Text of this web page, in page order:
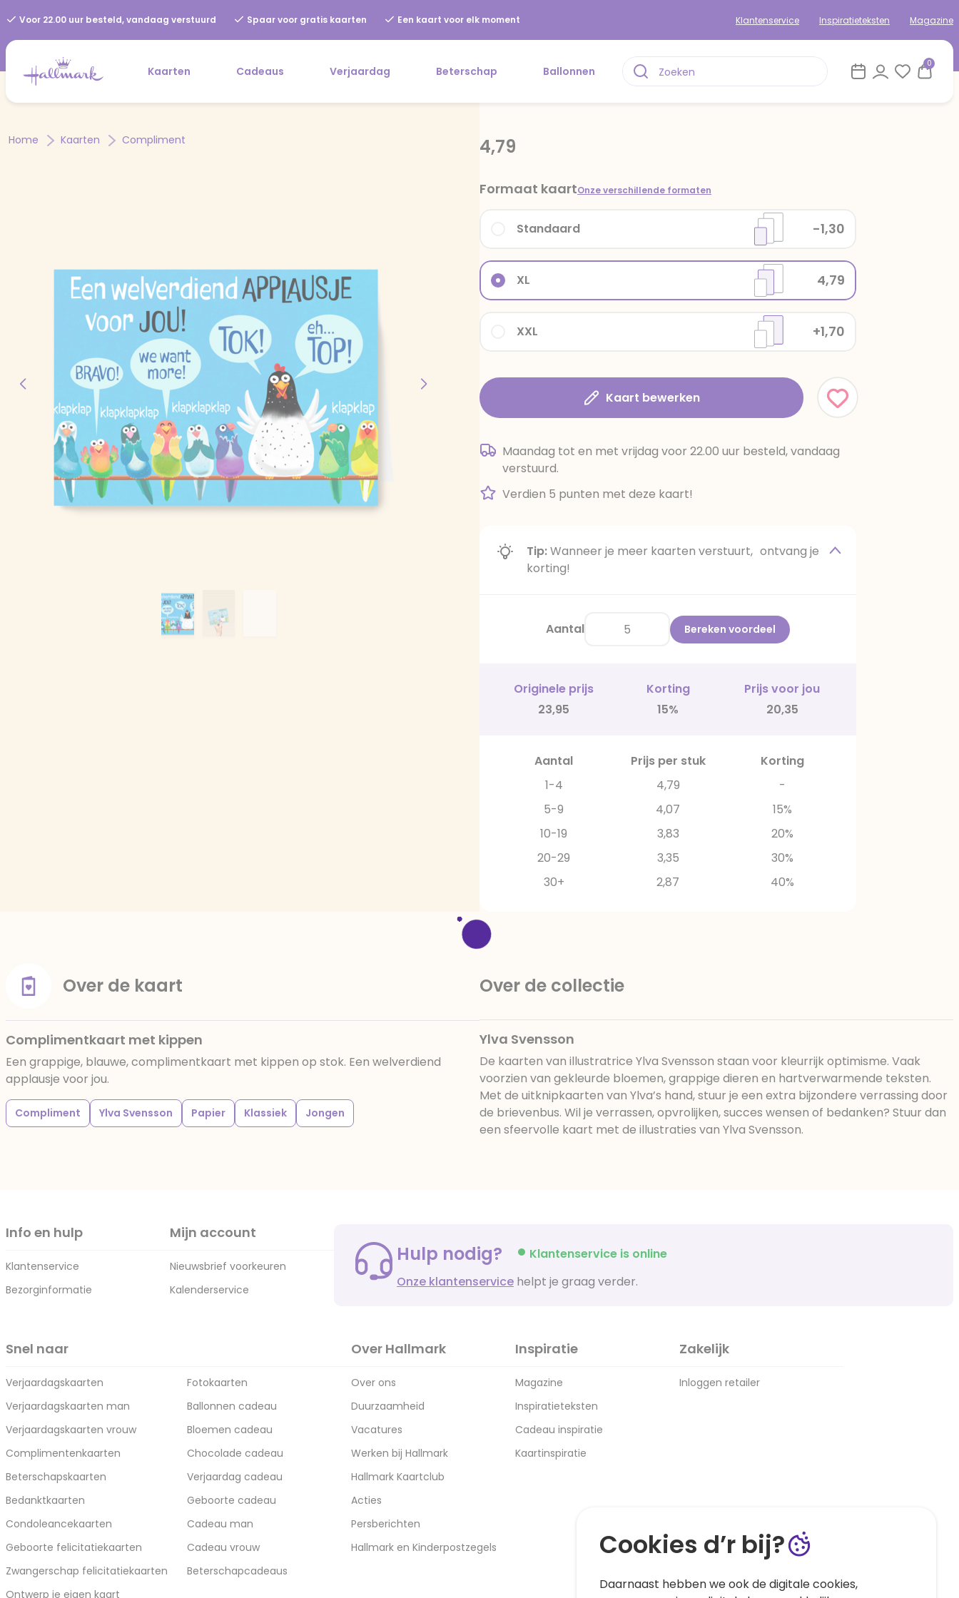
Voor 22.00 uur besteld, vandaag verstuurd Spaar voor gratis kaarten Een kaart voor elk moment Klantenservice Inspiratieteksten Magazine
Kaarten Cadeaus Verjaardag Beterschap Ballonnen
0
Home Kaarten Compliment 4,79
Formaat kaartOnze verschillende formaten
XXL +1,70
XL 4,79
Standaard -1,30
Kaart bewerken
Maandag tot en met vrijdag voor 22.00 uur besteld, vandaag
verstuurd.
Verdien 5 punten met deze kaart!
Tip:Wanneer je meer kaarten verstuurt, ontvang je
korting!
Aantal Bereken voordeel
Originele prijs Korting
Prijs voor jou
23,95
15% 20,35
Aantal Prijs per stuk
Korting
1-4
4,79
-
5-9
4,07
15%
10-19
3,83
20%
20-29
3,35
30%
30+
2,87 40%
Over de kaart
Complimentkaart met kippen
Een grappige, blauwe, complimentkaart met kippen op stok. Een welverdiend
applausje voor jou.
Compliment Ylva Svensson Papier Klassiek Jongen
Over de collectie
Ylva Svensson
De kaarten van illustratrice Ylva Svensson staan voor kleurrijk optimisme. Vaak
voorzien van gekleurde bloemen, grappige dieren en hartverwarmende teksten.
Met de uitknipkaarten van Ylva’s hand, stuur je een extra bijzondere verrassing door
de brievenbus. Wil je verrassen, opvrolijken, succes wensen of bedanken? Stuur dan
een sfeervolle kaart met de illustraties van Ylva Svensson.
Info en hulp
Klantenservice
Bezorginformatie
Mijn account
Nieuwsbrief voorkeuren
Kalenderservice
Hulp nodig?
Klantenservice is online
Onze klantenservice helpt je graag verder.
Snel naar
Verjaardagskaarten
Verjaardagskaarten man
Verjaardagskaarten vrouw
Complimentenkaarten
Beterschapskaarten
Bedanktkaarten
Condoleancekaarten
Geboorte felicitatiekaarten
Zwangerschap felicitatiekaarten
Ontwerp je eigen kaart
Fotokaarten
Ballonnen cadeau
Bloemen cadeau
Chocolade cadeau
Verjaardag cadeau
Geboorte cadeau
Cadeau man
Cadeau vrouw
Beterschapcadeaus
Over Hallmark
Over ons
Duurzaamheid
Vacatures
Werken bij Hallmark
Hallmark Kaartclub
Acties
Persberichten
Hallmark en Kinderpostzegels
Inspiratie
Magazine
Inspiratieteksten
Cadeau inspiratie
Kaartinspiratie
Zakelijk
Inloggen retailer
Cookies d’r bij?
Daarnaast hebben we ook de digitale cookies,